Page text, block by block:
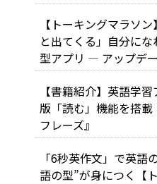
【トーキングマラソ
と出てくる」自分に
型アプリ ― アップデ
【書籍紹介】英語学
版「読む」機能を搭
フレーズ』
「6秒英作文」で英語
語の型”が身につく【